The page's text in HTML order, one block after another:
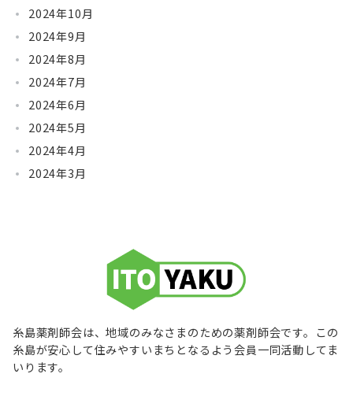
2024年10月
2024年9月
2024年8月
2024年7月
2024年6月
2024年5月
2024年4月
2024年3月
糸島薬剤師会は、地域のみなさまのための薬剤師会です。この
糸島が安心して住みやすいまちとなるよう会員一同活動してま
いります。